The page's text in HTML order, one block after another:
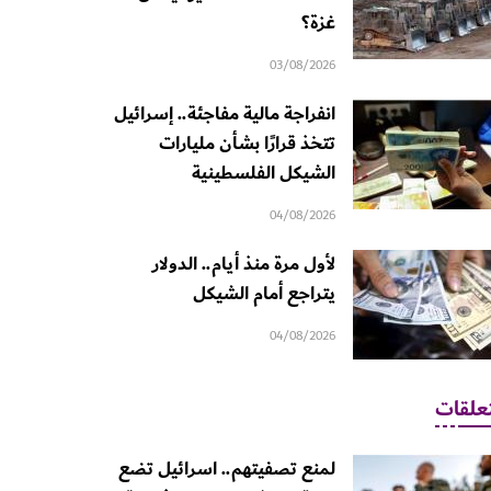
غزة؟
03/08/2026
انفراجة مالية مفاجئة.. إسرائيل
تتخذ قرارًا بشأن مليارات
الشيكل الفلسطينية
04/08/2026
لأول مرة منذ أيام.. الدولار
يتراجع أمام الشيكل
04/08/2026
لمنع تصفيتهم.. اسرائيل تضع